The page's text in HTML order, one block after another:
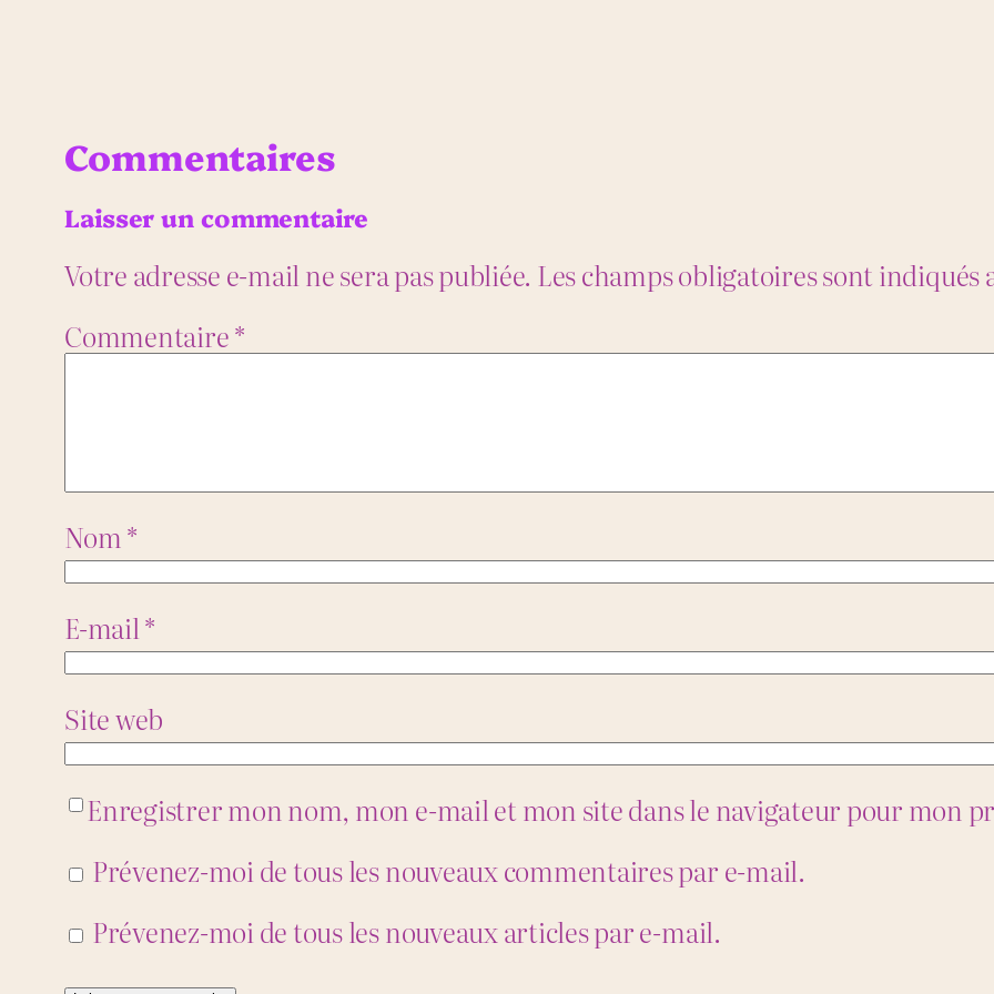
Commentaires
Laisser un commentaire
Votre adresse e-mail ne sera pas publiée. Les champs obligatoires sont indiqués
Commentaire*
Nom*
E-mail*
Site web
Enregistrer mon nom, mon e-mail et mon site dans le navigateur pour mon
Prévenez-moi de tous les nouveaux commentaires par e-mail.
Prévenez-moi de tous les nouveaux articles par e-mail.